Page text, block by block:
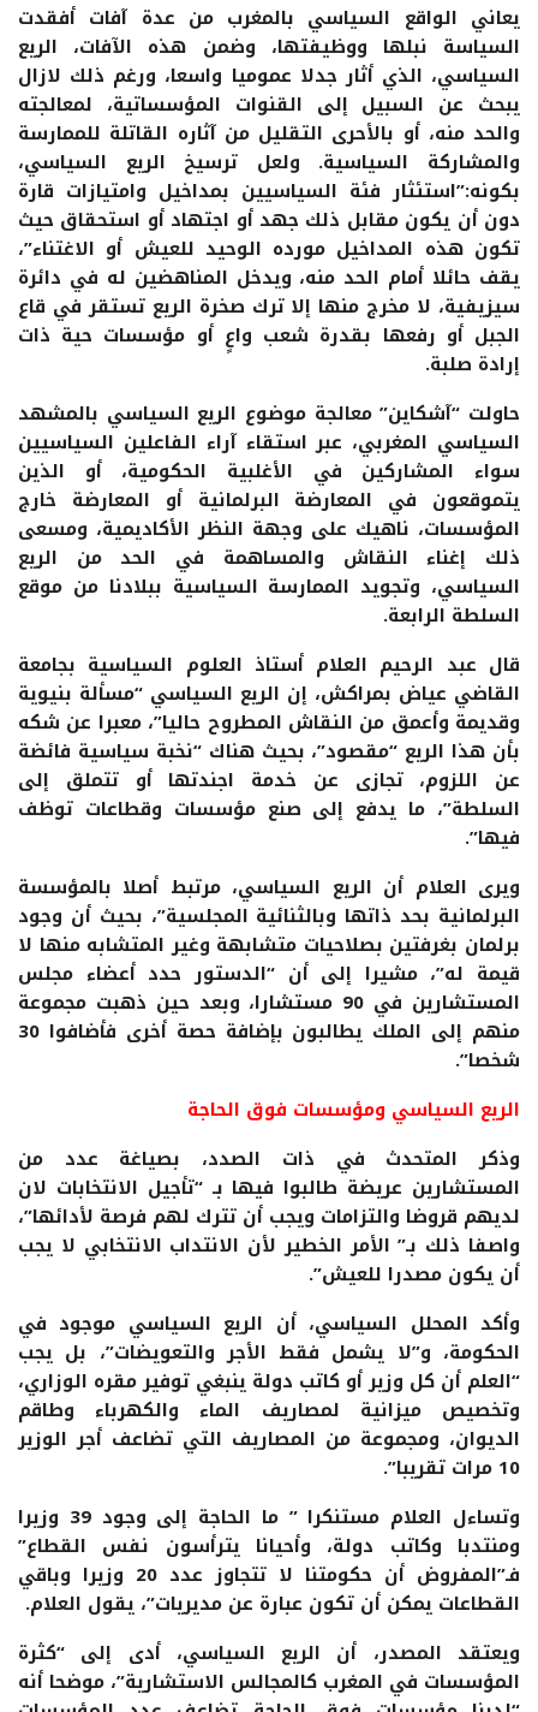
يعاني الواقع السياسي بالمغرب من عدة آفات أفقدت
السياسة نبلها ووظيفتها، وضمن هذه الآفات، الريع
السياسي، الذي أثار جدلا عموميا واسعا، ورغم ذلك لازال
يبحث عن السبيل إلى القنوات المؤسساتية، لمعالجته
والحد منه، أو بالأحرى التقليل من آثاره القاتلة للممارسة
والمشاركة السياسية. ولعل ترسيخ الريع السياسي،
بكونه:”استئثار فئة السياسيين بمداخيل وامتيازات قارة
دون أن يكون مقابل ذلك جهد أو اجتهاد أو استحقاق حيث
تكون هذه المداخيل مورده الوحيد للعيش أو الاغتناء”،
يقف حائلا أمام الحد منه، ويدخل المناهضين له في دائرة
سيزيفية، لا مخرج منها إلا ترك صخرة الريع تستقر في قاع
الجبل أو رفعها بقدرة شعب واعٍ أو مؤسسات حية ذات
إرادة صلبة.
حاولت “آشكاين” معالجة موضوع الريع السياسي بالمشهد
السياسي المغربي، عبر استقاء آراء الفاعلين السياسيين
سواء المشاركين في الأغلبية الحكومية، أو الذين
يتموقعون في المعارضة البرلمانية أو المعارضة خارج
المؤسسات، ناهيك على وجهة النظر الأكاديمية، ومسعى
ذلك إغناء النقاش والمساهمة في الحد من الريع
السياسي، وتجويد الممارسة السياسية ببلادنا من موقع
السلطة الرابعة.
قال عبد الرحيم العلام أستاذ العلوم السياسية بجامعة
القاضي عياض بمراكش، إن الريع السياسي “مسألة بنيوية
وقديمة وأعمق من النقاش المطروح حاليا”، معبرا عن شكه
بأن هذا الريع “مقصود”، بحيث هناك “نخبة سياسية فائضة
عن اللزوم، تجازى عن خدمة اجندتها أو تتملق إلى
السلطة”، ما يدفع إلى صنع مؤسسات وقطاعات توظف
فيها”.
ويرى العلام أن الريع السياسي، مرتبط أصلا بالمؤسسة
البرلمانية بحد ذاتها وبالثنائية المجلسية”، بحيث أن وجود
برلمان بغرفتين بصلاحيات متشابهة وغير المتشابه منها لا
قيمة له”، مشيرا إلى أن “الدستور حدد أعضاء مجلس
المستشارين في 90 مستشارا، وبعد حين ذهبت مجموعة
منهم إلى الملك يطالبون بإضافة حصة أخرى فأضافوا 30
شخصا”.
الريع السياسي ومؤسسات فوق الحاجة
وذكر المتحدث في ذات الصدد، بصياغة عدد من
المستشارين عريضة طالبوا فيها بـ “تأجيل الانتخابات لان
لديهم قروضا والتزامات ويجب أن تترك لهم فرصة لأدائها”،
واصفا ذلك بـ” الأمر الخطير لأن الانتداب الانتخابي لا يجب
أن يكون مصدرا للعيش”.
وأكد المحلل السياسي، أن الريع السياسي موجود في
الحكومة، و”لا يشمل فقط الأجر والتعويضات”، بل يجب
“العلم أن كل وزير أو كاتب دولة ينبغي توفير مقره الوزاري،
وتخصيص ميزانية لمصاريف الماء والكهرباء وطاقم
الديوان، ومجموعة من المصاريف التي تضاعف أجر الوزير
10 مرات تقريبا”.
وتساءل العلام مستنكرا ” ما الحاجة إلى وجود 39 وزيرا
ومنتدبا وكاتب دولة، وأحيانا يترأسون نفس القطاع”
فـ”المفروض أن حكومتنا لا تتجاوز عدد 20 وزيرا وباقي
القطاعات يمكن أن تكون عبارة عن مديريات”، يقول العلام.
ويعتقد المصدر، أن الريع السياسي، أدى إلى “كثرة
المؤسسات في المغرب كالمجالس الاستشارية”، موضحا أنه